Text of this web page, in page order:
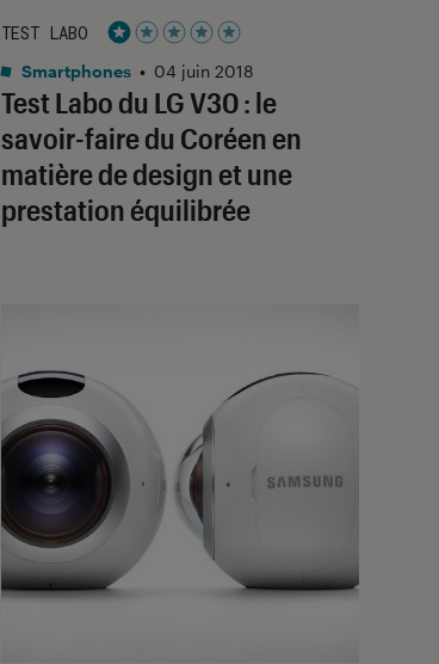
Test Labo du LG V30 : le
savoir-faire du Coréen en
matière de design et une
prestation équilibrée
TEST LABO
Noté 1 étoiles sur 5
Smartphones • 04 juin 2018